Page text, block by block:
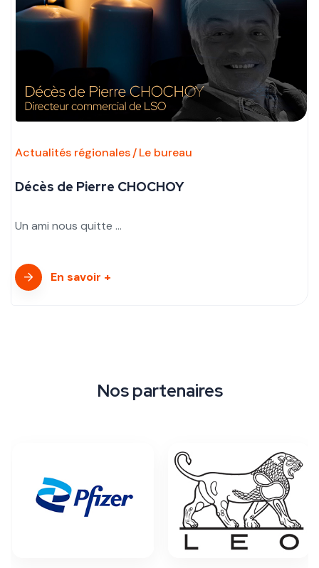
Décès de Pierre CHOCHOY
Actualités régionales Le bureau
Un ami nous quitte ...
En savoir +
Nos partenaires